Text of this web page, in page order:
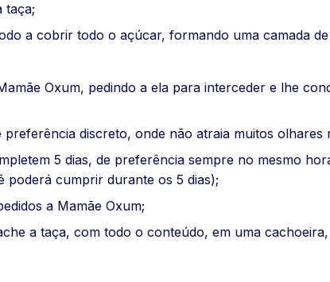
taça;
a cobrir todo o açúcar, formando uma camada
Oxum, pedindo a ela para interceder e lhe
discreto, onde não atraia muitos olhares
5 dias, de preferência sempre no mesmo
poderá cumprir durante os 5 dias);
a Mamãe Oxum;
a taça, com todo o conteúdo, em uma